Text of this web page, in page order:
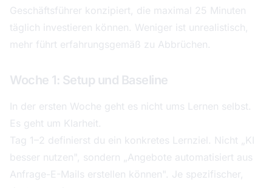
Geschäftsführer konzipiert, die maximal 25 Minuten
täglich investieren können. Weniger ist unrealistisch,
mehr führt erfahrungsgemäß zu Abbrüchen.
Woche 1: Setup und Baseline
In der ersten Woche geht es nicht ums Lernen selbst.
Es geht um Klarheit.
Tag 1–2 definierst du ein konkretes Lernziel. Nicht „KI
besser nutzen", sondern „Angebote automatisiert aus
Anfrage-E-Mails erstellen können". Je spezifischer,